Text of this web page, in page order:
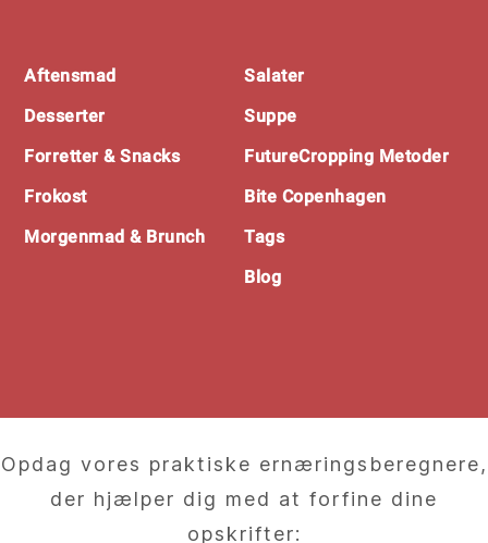
Footer
Aftensmad
Desserter
Forretter & Snacks
Frokost
Morgenmad & Brunch
Salater
Suppe
FutureCropping Metoder
Bite Copenhagen
Tags
Blog
Opdag vores praktiske ernæringsberegnere,
der hjælper dig med at forfine dine
opskrifter: